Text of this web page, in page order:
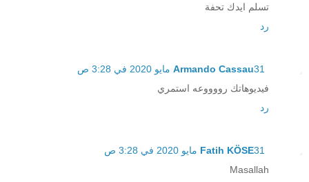
تسلم ايدك تحفة
رد
Armando Cassau31 مايو 2020 في 3:28 ص
فيديوهاتك رووووعه استمري
رد
Fatih KÖSE31 مايو 2020 في 3:28 ص
Masallah